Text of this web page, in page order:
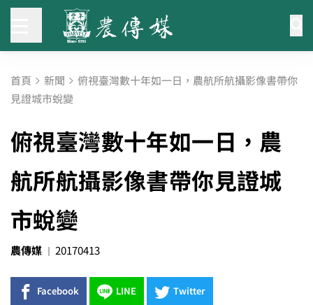
首頁 新聞 俯視臺灣數十年如一日，農航所航攝影像書帶你
見證城市蛻變
俯視臺灣數十年如一日，農
航所航攝影像書帶你見證城
市蛻變
農傳媒 20170413
Facebook LINE Twitter